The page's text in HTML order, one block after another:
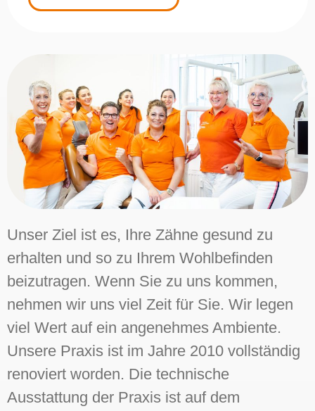
Unser Ziel ist es, Ihre Zähne gesund zu
erhalten und so zu Ihrem Wohlbefinden
beizutragen. Wenn Sie zu uns kommen,
nehmen wir uns viel Zeit für Sie. Wir legen
viel Wert auf ein angenehmes Ambiente.
Unsere Praxis ist im Jahre 2010 vollständig
renoviert worden. Die technische
Ausstattung der Praxis ist auf dem